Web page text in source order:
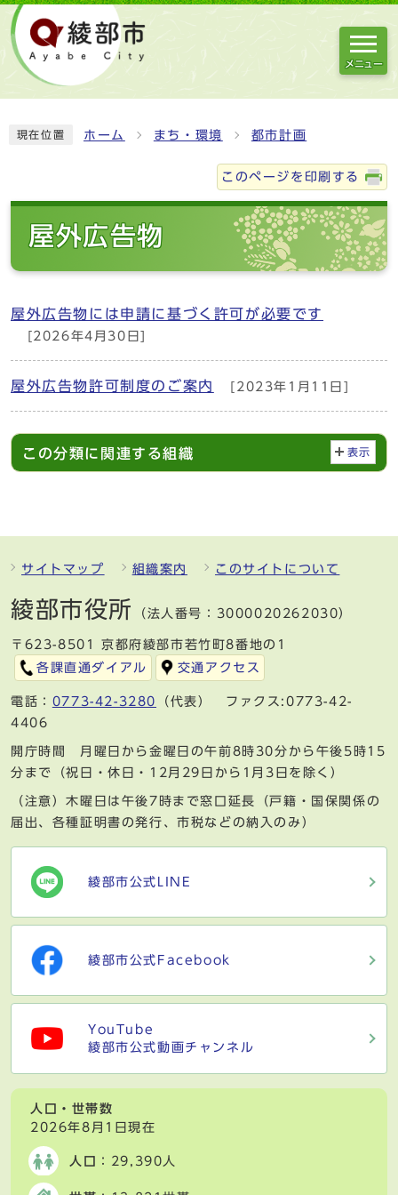
メニュー
現在位置 ホーム まち・環境 都市計画
このページを印刷する
屋外広告物
屋外広告物には申請に基づく許可が必要です
[2026年4月30日]
屋外広告物許可制度のご案内 [2023年1月11日]
この分類に関連する組織 表示
サイトマップ 組織案内 このサイトについて
綾部市役所 （法人番号：3000020262030）
〒623-8501 京都府綾部市若竹町8番地の1
各課直通ダイアル
交通アクセス
電話： 0773-42-3280
（代表） ファクス:0773-42-
4406
開庁時間 月曜日から金曜日の午前8時30分から午後5時15
分まで（祝日・休日・12月29日から1月3日を除く）
（注意）木曜日は午後7時まで窓口延長（戸籍・国保関係の
届出、各種証明書の発行、市税などの納入のみ）
綾部市公式LINE
綾部市公式Facebook
YouTube
綾部市公式動画チャンネル
人口・世帯数
2026年8月1日現在
人口 ：29,390人